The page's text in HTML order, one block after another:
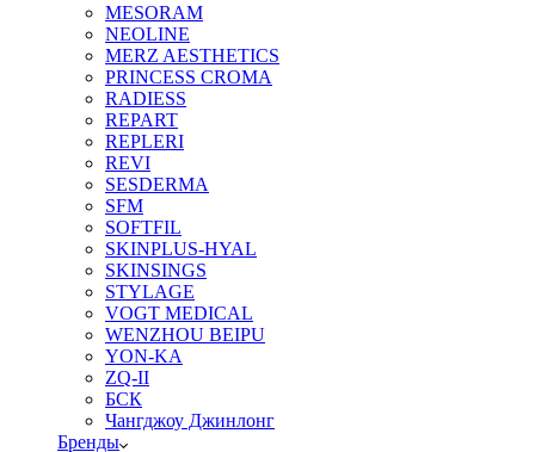
MESORAM
NEOLINE
MERZ AESTHETICS
PRINCESS CROMA
RADIESS
REPART
REPLERI
REVI
SESDERMA
SFM
SOFTFIL
SKINPLUS-HYAL
SKINSINGS
STYLAGE
VOGT MEDICAL
WENZHOU BEIPU
YON-KA
ZQ-II
БСК
Чангджоу Джинлонг
Бренды